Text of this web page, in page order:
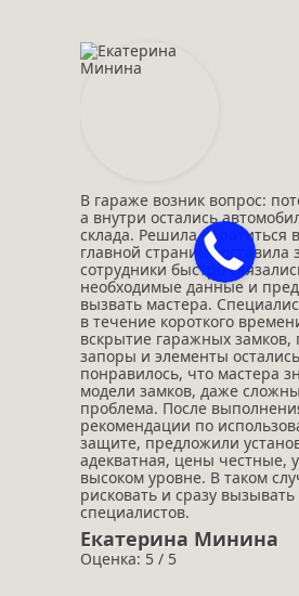
В гараже возник вопрос:
а внутри остались
склада. Решила обратиться
главной странице оставила
сотрудники быстро
необходимые данные и
вызвать мастера.
в течение короткого
вскрытие гаражных замков,
запоры и элементы
понравилось, что мастера
модели замков, даже
проблема. После
рекомендации по
защите, предложили
адекватная, цены честные,
высоком уровне. В таком
рисковать и сразу вызывать
специалистов.
Екатерина Минина
Оценка: 5 / 5